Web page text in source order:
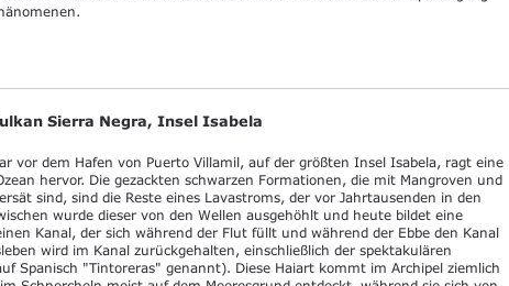
Sierra Negra, Insel Isabela
vor dem Hafen von Puerto Villamil, auf der größten Insel Isabela, ragt eine
hervor. Die gezackten schwarzen Formationen, die mit Mangroven und
sind, sind die Reste eines Lavastroms, der vor Jahrtausenden in den
wurde dieser von den Wellen ausgehöhlt und heute bildet eine
Kanal, der sich während der Flut füllt und während der Ebbe den Kanal
wird im Kanal zurückgehalten, einschließlich der spektakulären
Spanisch "Tintoreras" genannt). Diese Haiart kommt im Archipel ziemlich